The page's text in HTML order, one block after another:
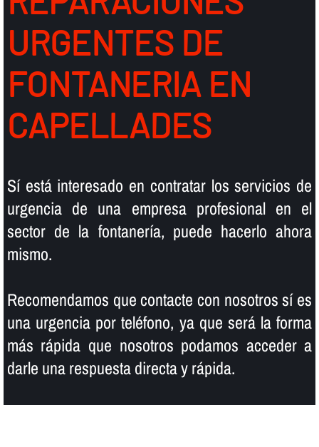
URGENTES DE
FONTANERIA EN
CAPELLADES
Sí­ está interesado en contratar los servicios de
urgencia de una empresa profesional en el
sector de la fontanerí­a, puede hacerlo ahora
mismo.
Recomendamos que contacte con nosotros sí­ es
una urgencia por teléfono, ya que será la forma
más rápida que nosotros podamos acceder a
darle una respuesta directa y rápida.